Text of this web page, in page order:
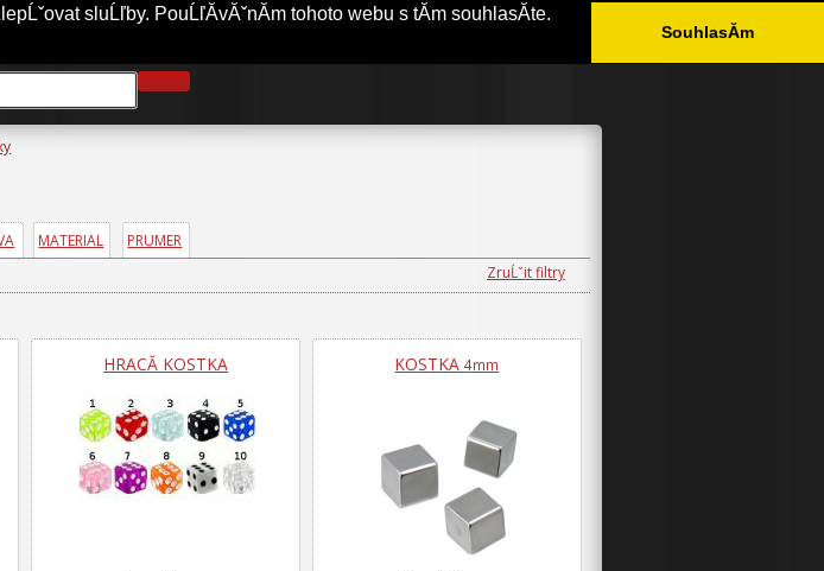
sluĹľby. PouĹľĂ­vĂˇnĂ­m tohoto webu s tĂ­m souhlasĂ­te.
SouhlasĂ­m
MATERIAL
PRUMER
ZruĹˇit filtry
HRACĂ­ KOSTKA KOSTKA4mm
PODMĂ­NKY